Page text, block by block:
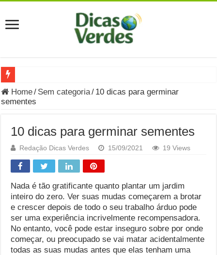
Grávida Pode Comer Pastrami? Saiba Quando o Consumo é
Você sabe o que é uma Economia Circular?
Carta Psicografada de Isabella Nardoni : O que Diz a
Grávida pode comer picles e alimentos em conserva durante
Carta Psicografada João Hélio: Revelação, Paz e a Lei do
Carta Psicografada de Eduardo Campos
Home/ Sem categoria/ 10 dicas para germinar
sementes
10 dicas para germinar sementes
Redação Dicas Verdes 15/09/2021 19 Views
Nada é tão gratificante quanto plantar um jardim
inteiro do zero. Ver suas mudas começarem a brotar
e crescer depois de todo o seu trabalho árduo pode
ser uma experiência incrivelmente recompensadora.
No entanto, você pode estar inseguro sobre por onde
começar, ou preocupado se vai matar acidentalmente
todas as suas mudas antes que elas tenham uma